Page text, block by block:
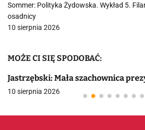
Sommer: Polityka Żydowska. Wykład 5.
osadnicy
10 sierpnia 2026
MOŻE CI SIĘ SPODOBAĆ:
Jastrzębski: Mała szachownica
10 sierpnia 2026